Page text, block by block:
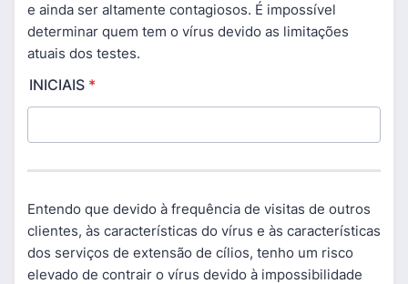
e ainda ser altamente contagiosos. É impossível
determinar quem tem o vírus devido as limitações
atuais dos testes.
INICIAIS *
Entendo que devido à frequência de visitas de outros
clientes, às características do vírus e às características
dos serviços de extensão de cílios, tenho um risco
elevado de contrair o vírus devido à impossibilidade